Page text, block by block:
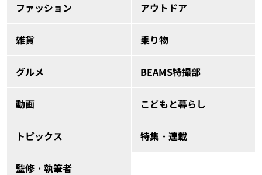
ファッション アウトドア
雑貨 乗り物
グルメ BEAMS特撮部
動画 こどもと暮らし
トピックス 特集・連載
監修・執筆者